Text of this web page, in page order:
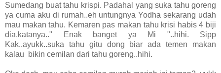
Sumedang buat tahu krispi. Padahal yang suka tahu goreng
ya cuma aku di rumah..eh untungnya Yodha sekarang udah
mau makan tahu. Kemaren pas makan tahu krisi habis 4 biji
dia.katanya.." Enak banget ya Mi "..hihi. Sipp
Kak..ayukk..suka tahu gitu dong biar ada temen makan
kalau bikin cemilan dari tahu goreng..hihi.